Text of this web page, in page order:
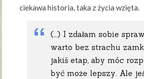
ciekawa historia, taka z życia wzięta.
(…) I zdałam sobie
warto bez strachu
jakiś etap, aby móc
być może lepszy. Ale